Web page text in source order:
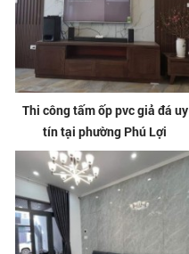
Thi công tấm ốp pvc giả đá uy
tín tại phường Phú Lợi